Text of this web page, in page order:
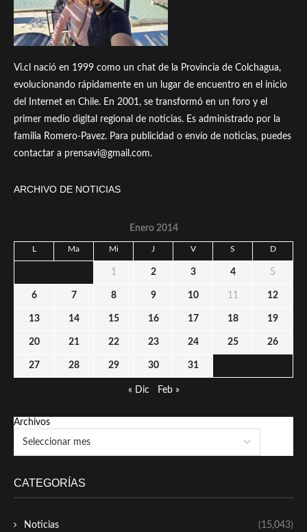
Vi.cl nació en 1999 como un chat de la Provincia de Colchagua,
evolucionando rápidamente en un lugar de encuentro en el inicio
del Internet en Chile. En 2001, se transformó en un foro y el
primer medio digital regional de noticias. Es administrado por la
familia Romero-Pavez. Para publicidad o envío de noticias, puedes
contactar a prensavi@gmail.com.
ARCHIVO DE NOTICIAS
Enero 2014
L Ma Mi J V S D
1 2 3 4 5
6 7 8 9 10 11 12
13 14 15 16 17 18 19
20 21 22 23 24 25 26
27 28 29 30 31
« Dic Feb »
Archivos
CATEGORÍAS
Noticias (15,043)